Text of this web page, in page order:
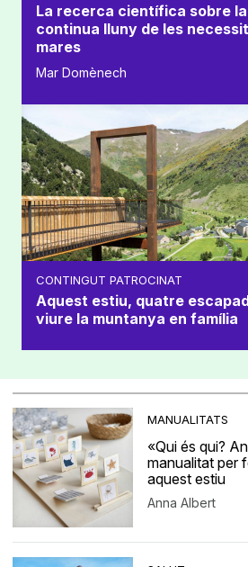
La recerca científica sobre
continua lluny de les
mares
Mar Domènech
CONTINGUT PATROCINAT
Aquest estiu, quatre
viure la muntanya en família
MANUALITATS
«Qui és qui?
manualitat per
aquest estiu
Anna Albert